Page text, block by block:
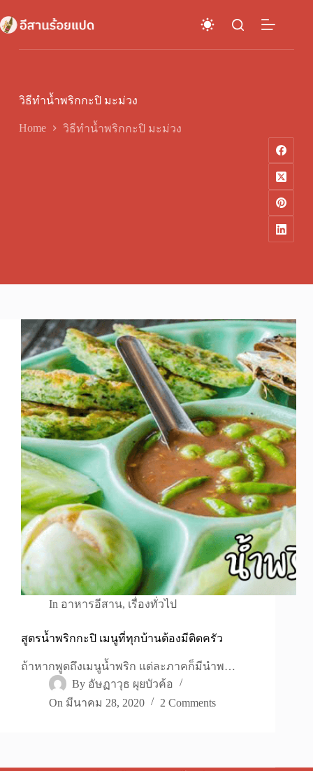
to
content
วิธีทำน้ำพริกกะปิ มะม่วง
Home วิธีทำน้ำพริกกะปิ มะม่วง
In อาหารอีสาน, เรื่องทั่วไป
สูตรน้ำพริกกะปิ เมนูที่ทุกบ้านต้องมีติดครัว
ถ้าหากพูดถึงเมนูน้ำพริก แต่ละภาคก็มีนำพ…
By อัษฏาวุธ ผุยบัวค้อ
On มีนาคม 28, 2020 2 Comments